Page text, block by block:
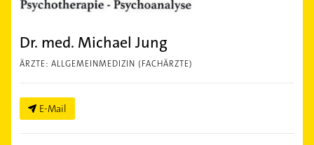
Dr. med. Michael Jung
ÄRZTE: ALLGEMEINMEDIZIN (FACHÄRZTE)
E-Mail